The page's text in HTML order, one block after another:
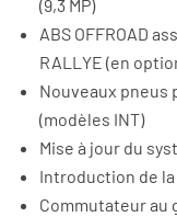
(9,3 MP)
ABS OFFROAD
RALLYE (en
Nouveaux
(modèles INT)
Mise à jour du
Introduction de la
Commutateur au